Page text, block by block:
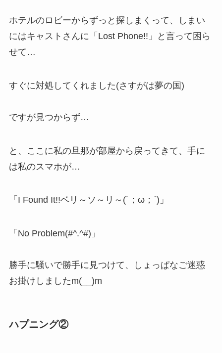
ホテルのロビーからずっと探しまくって、しまい
にはキャストさんに「Lost Phone!!」と言って困ら
せて…
すぐに対処してくれました(さすがは夢の国)
ですが見つからず…
と、ここに私の旦那が部屋から戻ってきて、手に
は私のスマホが…
「I Found It!!ベリ～ソ～リ～(´；ω；`)」
「No Problem(#^.^#)」
勝手に騒いで勝手に見つけて、しょっぱなご迷惑
お掛けしましたm(__)m
ハプニング②